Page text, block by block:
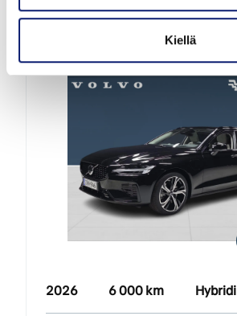
Kiellä
2026 6 000 km Hybridi